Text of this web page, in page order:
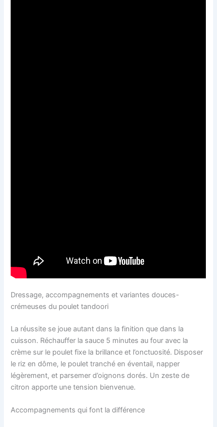
Dressage, accompagnements et variantes douces-
crémeuses du poulet tandoori
La réussite se joue autant dans la finition que dans la
cuisson. Réchauffer la sauce 5 minutes au four avec la
crème sur le poulet fixe la brillance et l’onctuosité. Disposer
le riz en dôme, le poulet tranché en éventail, napper
légèrement, et parsemer d’oignons dorés. Un zeste de
citron apporte une tension bienvenue.
Accompagnements qui font la différence